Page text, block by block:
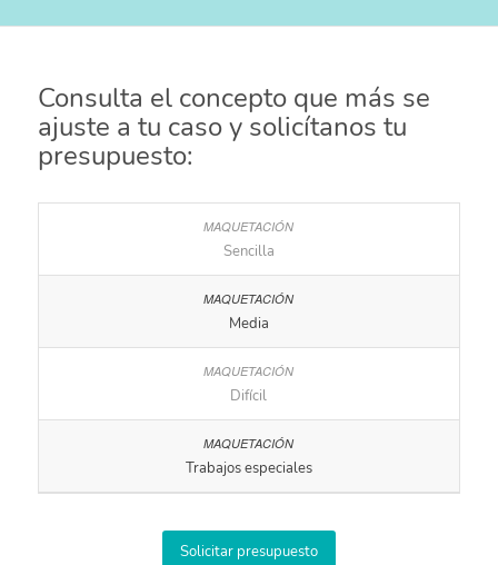
Consulta el concepto que más se
ajuste a tu caso y solicítanos tu
presupuesto:
Sencilla
Media
Difícil
Trabajos especiales
Solicitar presupuesto